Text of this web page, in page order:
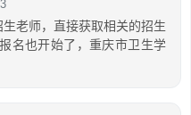
老师，直接获取相关的招生
名也开始了，重庆市卫生学